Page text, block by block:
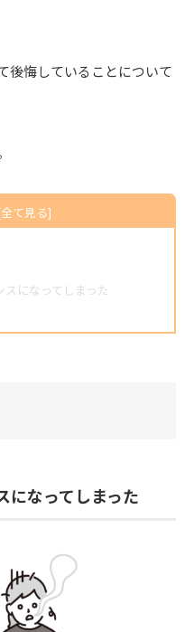
後悔していることについて
になってしまった
になってしまった